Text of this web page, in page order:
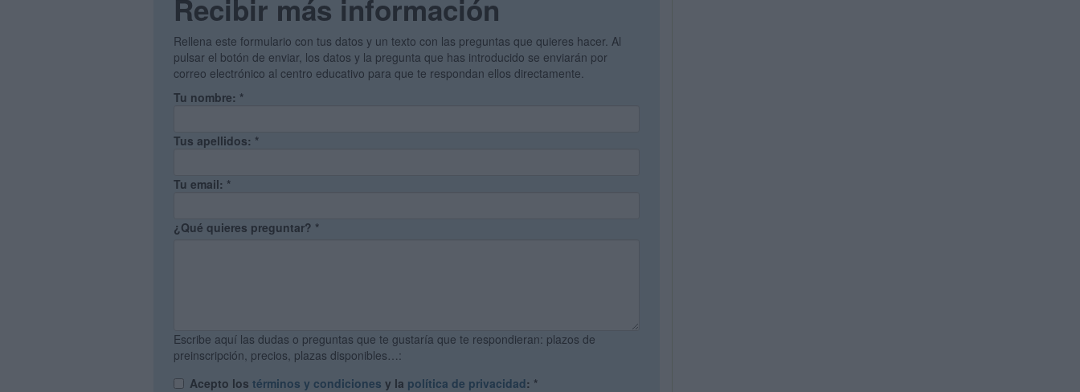
Recibir más información
Rellena este formulario con tus datos y un texto con las preguntas que quieres hacer. Al
pulsar el botón de enviar, los datos y la pregunta que has introducido se enviarán por
correo electrónico al centro educativo para que te respondan ellos directamente.
Tu nombre: *
Tus apellidos: *
Tu email: *
¿Qué quieres preguntar? *
Escribe aquí las dudas o preguntas que te gustaría que te respondieran: plazos de
preinscripción, precios, plazas disponibles…:
Acepto los términos y condiciones y la política de privacidad: *